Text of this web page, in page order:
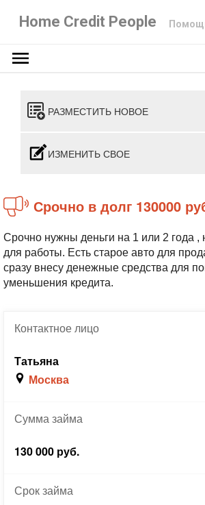
Home Credit People
РАЗМЕСТИТЬ НОВОЕ
ИЗМЕНИТЬ СВОЕ
Срочно в долг 130000
Срочно нужны деньги на 1 или 2 года ,
для работы. Есть старое авто для
сразу внесу денежные средства для
уменьшения кредита.
Контактноелицо
Татьяна
Москва
Суммазайма
130 000 руб.
Срокзайма